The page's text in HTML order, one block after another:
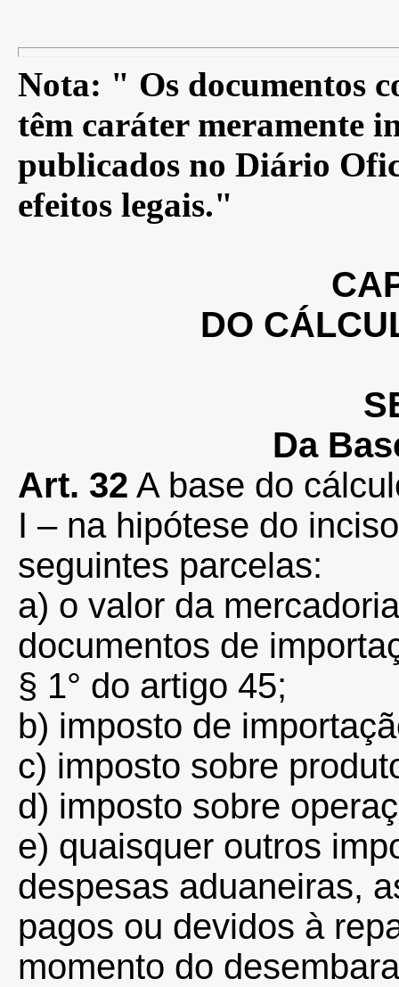
Nota: " Os documentos
têm caráter meramente
publicados no Diário
efeitos legais."
DO
Da
Art. 32 A base do
I – na hipótese do
seguintes parcelas:
a) o valor da
documentos de
§ 1° do artigo 45;
b) imposto de
c) imposto sobre
d) imposto sobre
e) quaisquer outros
despesas aduaneiras,
pagos ou devidos à
momento do